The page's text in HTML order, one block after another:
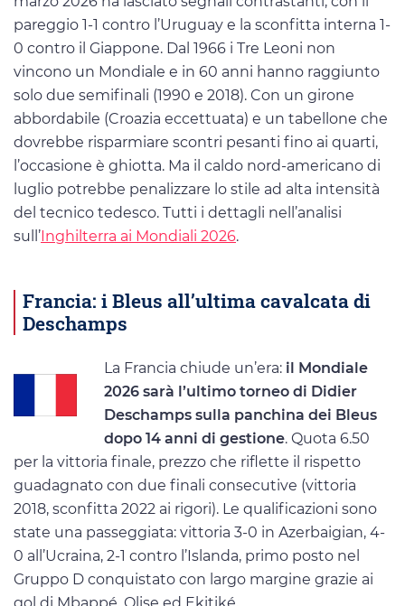
pareggio 1-1 contro l’Uruguay e la sconfitta interna 1-
0 contro il Giappone. Dal 1966 i Tre Leoni non
vincono un Mondiale e in 60 anni hanno raggiunto
solo due semifinali (1990 e 2018). Con un girone
abbordabile (Croazia eccettuata) e un tabellone che
dovrebbe risparmiare scontri pesanti fino ai quarti,
l’occasione è ghiotta. Ma il caldo nord-americano di
luglio potrebbe penalizzare lo stile ad alta intensità
del tecnico tedesco. Tutti i dettagli nell’analisi
sull’Inghilterra ai Mondiali 2026.
Francia: i Bleus all’ultima cavalcata di
Deschamps
La Francia chiude un’era: il Mondiale
2026 sarà l’ultimo torneo di Didier
Deschamps sulla panchina dei Bleus
dopo 14 anni di gestione. Quota 6.50
per la vittoria finale, prezzo che riflette il rispetto
guadagnato con due finali consecutive (vittoria
2018, sconfitta 2022 ai rigori). Le qualificazioni sono
state una passeggiata: vittoria 3-0 in Azerbaigian, 4-
0 all’Ucraina, 2-1 contro l’Islanda, primo posto nel
Gruppo D conquistato con largo margine grazie ai
gol di Mbappé, Olise ed Ekitiké.